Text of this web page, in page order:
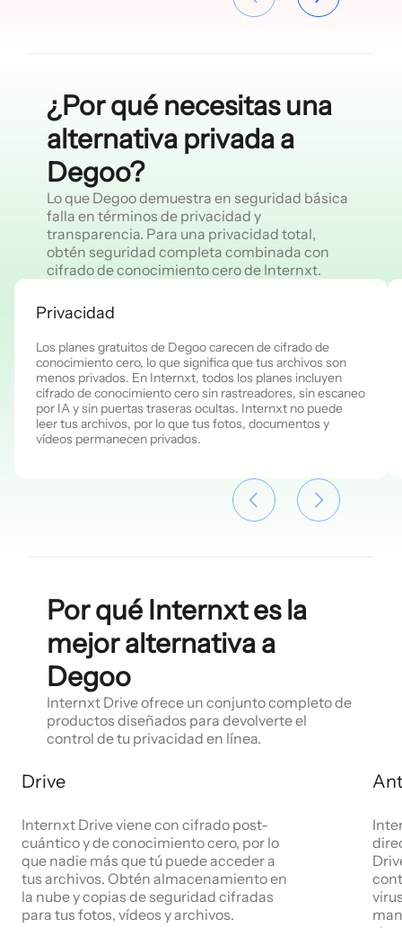
¿Por qué necesitas una
alternativa privada a
Degoo?
Lo que Degoo demuestra en seguridad básica
falla en términos de privacidad y
transparencia. Para una privacidad total,
obtén seguridad completa combinada con
cifrado de conocimiento cero de Internxt.
Privacidad
Los planes gratuitos de Degoo carecen de cifrado de
conocimiento cero, lo que significa que tus archivos son
menos privados. En Internxt, todos los planes incluyen
cifrado de conocimiento cero sin rastreadores, sin escaneo
por IA y sin puertas traseras ocultas. Internxt no puede
leer tus archivos, por lo que tus fotos, documentos y
vídeos permanecen privados.
Por qué Internxt es la
mejor alternativa a
Degoo
Internxt Drive ofrece un conjunto completo de
productos diseñados para devolverte el
control de tu privacidad en línea.
Drive
Internxt Drive viene con cifrado post-
cuántico y de conocimiento cero, por lo
que nadie más que tú puede acceder a
tus archivos. Obtén almacenamiento en
la nube y copias de seguridad cifradas
para tus fotos, vídeos y archivos.